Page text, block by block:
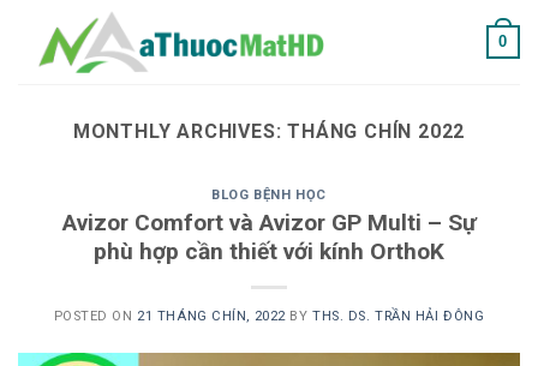
content
0
MONTHLY ARCHIVES:THÁNG CHÍN 2022
BLOG BỆNH HỌC
Avizor Comfort và Avizor GP Multi – Sự
phù hợp cần thiết với kính OrthoK
POSTED ON 21 THÁNG CHÍN, 2022 BYTHS. DS. TRẦN HẢI ĐÔNG